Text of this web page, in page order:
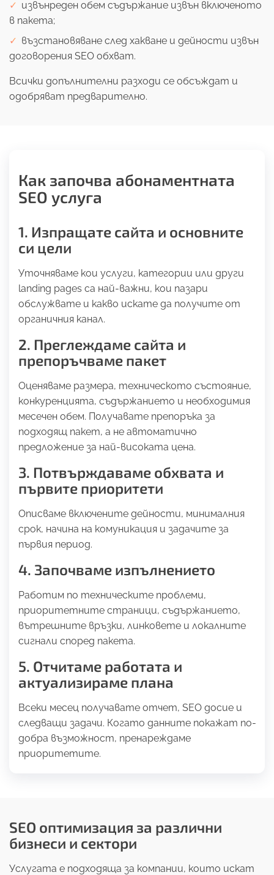
извънреден обем съдържание извън включеното
в пакета;
възстановяване след хакване и дейности извън
договорения SEO обхват.
Всички допълнителни разходи се обсъждат и
одобряват предварително.
Как започва абонаментната
SEO услуга
1. Изпращате сайта и основните
си цели
Уточняваме кои услуги, категории или други
landing pages са най-важни, кои пазари
обслужвате и какво искате да получите от
органичния канал.
2. Преглеждаме сайта и
препоръчваме пакет
Оценяваме размера, техническото състояние,
конкуренцията, съдържанието и необходимия
месечен обем. Получавате препоръка за
подходящ пакет, а не автоматично
предложение за най-високата цена.
3. Потвърждаваме обхвата и
първите приоритети
Описваме включените дейности, минималния
срок, начина на комуникация и задачите за
първия период.
4. Започваме изпълнението
Работим по техническите проблеми,
приоритетните страници, съдържанието,
вътрешните връзки, линковете и локалните
сигнали според пакета.
5. Отчитаме работата и
актуализираме плана
Всеки месец получавате отчет, SEO досие и
следващи задачи. Когато данните покажат по-
добра възможност, пренареждаме
приоритетите.
SEO оптимизация за различни
бизнеси и сектори
Услугата е подходяща за компании, които искат